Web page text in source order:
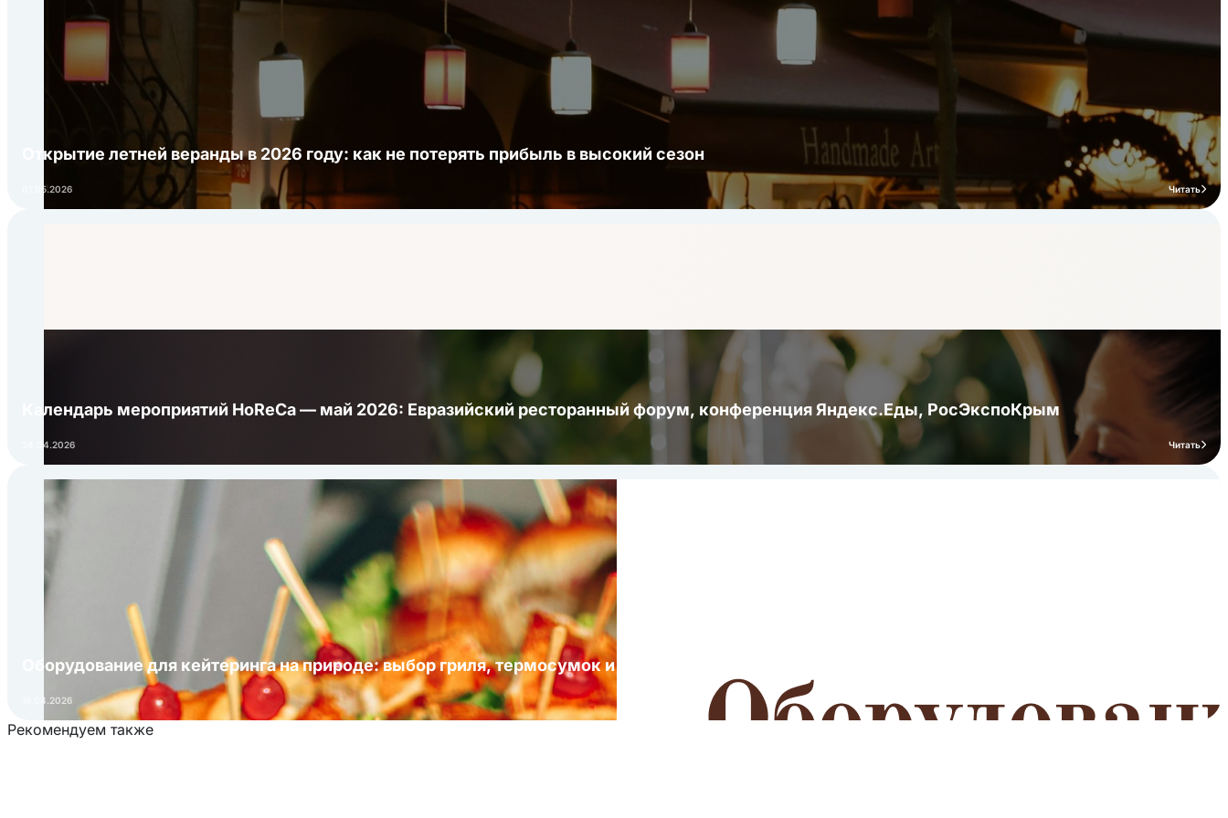
Открытие летней веранды в 2026 году: как не потерять прибыль в высокий сезон
01.05.2026 Читать
Календарь мероприятий HoReCa — май 2026: Евразийский ресторанный форум, конференция Яндекс.Еды, РосЭкспоКрым
24.04.2026 Читать
Оборудование для кейтеринга на природе: выбор гриля, термосумок и посуды для выездных мероприятий
16.04.2026
Рекомендуем также